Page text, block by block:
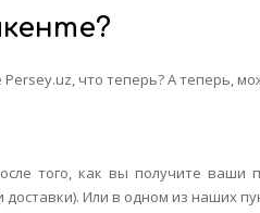
что теперь? А теперь,
того, как вы получите ваши
Или в одном из наших